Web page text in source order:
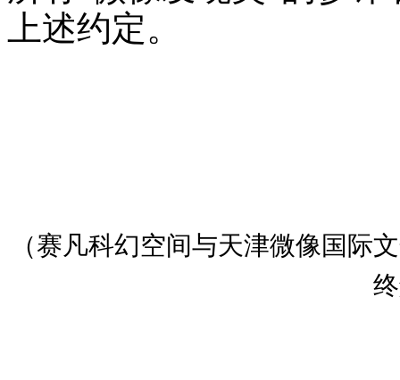
上述约定。
（赛凡科幻空间与天津微像国际